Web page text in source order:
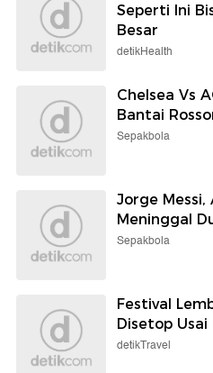
Seperti Ini
Besar
detikHealth
Chelsea Vs
Bantai
Sepakbola
Jorge Messi,
Meninggal
Sepakbola
Festival
Disetop Usai
detikTravel